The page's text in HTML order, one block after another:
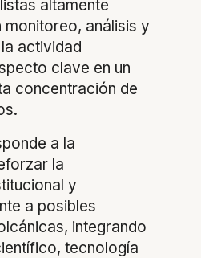
altamente
análisis y
actividad
clave en un
concentración de
a la
la
y
a posibles
integrando
tecnología